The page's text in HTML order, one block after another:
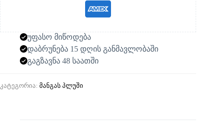
უფასო მიწოდება
დაბრუნება 15 დღის განმავლობაში
გაგზავნა 48 საათში
კატეგორია: მანგას პლუში